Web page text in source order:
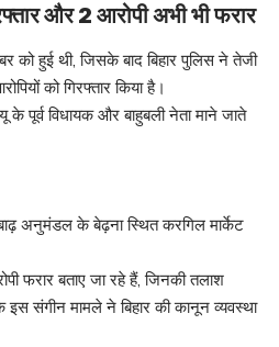
और 2 आरोपी अभी भी फरार
को हुई थी, जिसके बाद बिहार पुलिस ने तेजी
को गिरफ्तार किया है।
पूर्व विधायक और बाहुबली नेता माने जाते
अनुमंडल के बेढ़ना स्थित करगिल मार्केट
फरार बताए जा रहे हैं, जिनकी तलाश
इस संगीन मामले ने बिहार की कानून व्यवस्था